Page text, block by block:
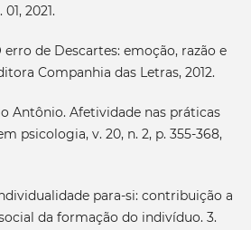
2021.
erro de Descartes: emoção, razão e
Companhia das Letras, 2012.
Antônio. Afetividade nas práticas
psicologia, v. 20, n. 2, p. 355-368,
para-si: contribuição a
da formação do indivíduo. 3.